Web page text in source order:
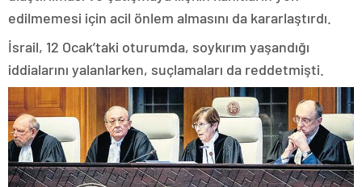
edilmemesi için acil önlem almasını da kararlaştırdı.
İsrail, 12 Ocak’taki oturumda, soykırım yaşandığı
iddialarını yalanlarken, suçlamaları da reddetmişti.